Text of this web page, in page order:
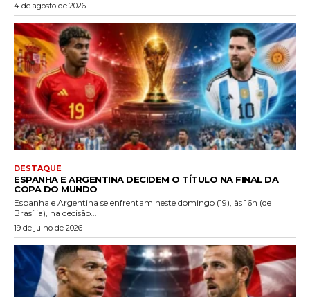
4 de agosto de 2026
DESTAQUE
ESPANHA E ARGENTINA DECIDEM O TÍTULO NA FINAL DA
COPA DO MUNDO
Espanha e Argentina se enfrentam neste domingo (19), às 16h (de
Brasília), na decisão...
19 de julho de 2026